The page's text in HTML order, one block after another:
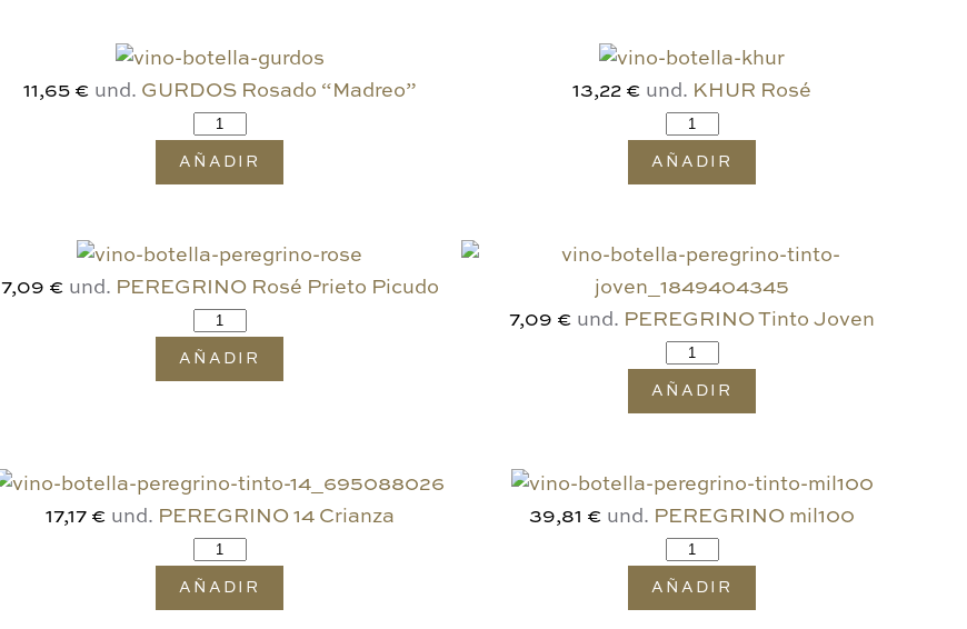
11,65 € und. GURDOS Rosado “Madreo”
AÑADIR
13,22 € und. KHUR Rosé
AÑADIR
7,09 € und. PEREGRINO Rosé Prieto Picudo
AÑADIR
7,09 € und. PEREGRINO Tinto Joven
AÑADIR
17,17 € und. PEREGRINO 14 Crianza
AÑADIR
39,81 € und. PEREGRINO mil100
AÑADIR